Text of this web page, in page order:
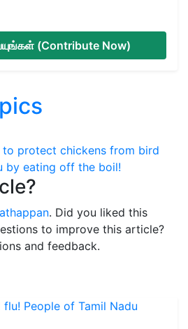
(Contribute Now)
to protect chickens from bird
by eating off the boil!
. Did you liked this
to improve this article?
and feedback.